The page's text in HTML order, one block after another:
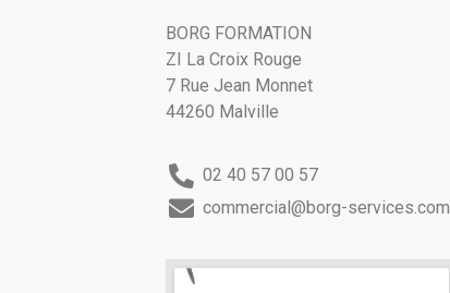
BORG FORMATION
ZI La Croix Rouge
7 Rue Jean Monnet
44260 Malville
02 40 57 00 57
commercial@borg-services.com